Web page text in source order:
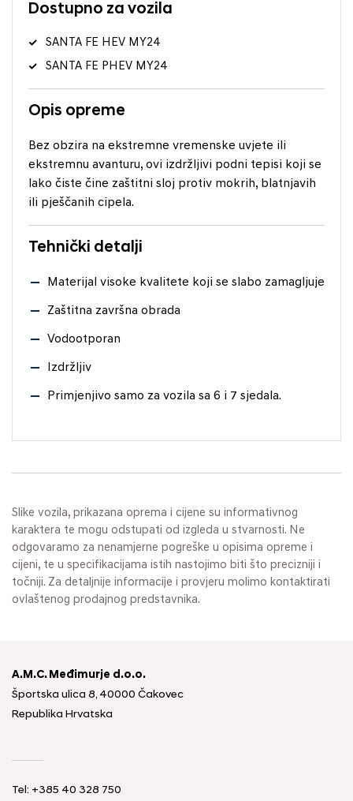
Dostupno za vozila
SANTA FE HEV MY24
SANTA FE PHEV MY24
Opis opreme
Bez obzira na ekstremne vremenske uvjete ili
ekstremnu avanturu, ovi izdržljivi podni tepisi koji se
lako čiste čine zaštitni sloj protiv mokrih, blatnjavih
ili pješčanih cipela.
Tehnički detalji
Materijal visoke kvalitete koji se slabo zamagljuje
Zaštitna završna obrada
Vodootporan
Izdržljiv
Primjenjivo samo za vozila sa 6 i 7 sjedala.
Slike vozila, prikazana oprema i cijene su informativnog
karaktera te mogu odstupati od izgleda u stvarnosti. Ne
odgovaramo za nenamjerne pogreške u opisima opreme i
cijeni, te u specifikacijama istih nastojimo biti što precizniji i
točniji. Za detaljnije informacije i provjeru molimo kontaktirati
ovlaštenog prodajnog predstavnika.
A.M.C. Međimurje d.o.o.
Športska ulica 8, 40000 Čakovec
Republika Hrvatska
Tel: +385 40 328 750